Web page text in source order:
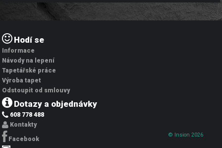
Hodí se
Informace
Návody na lepení
Tapetářské práce
Výroba tapet
Odstoupit od smlouvy
Dotazy a objednávky
608 778 488
Kontakty
Facebook
© Insion 2026